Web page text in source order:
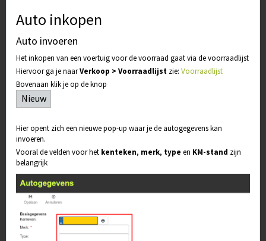
Auto inkopen
Auto invoeren
Het inkopen van een voertuig voor de voorraad gaat via de voorraadlijst
Hiervoor ga je naarVerkoop > Voorraadlijst zie: Voorraadlijst
Bovenaan klik je op de knop
Nieuw
Hier opent zich een nieuwe pop-up waar je de autogegevens kan
invoeren.
Vooral de velden voor het kenteken, merk, type en KM-stand zijn
belangrijk